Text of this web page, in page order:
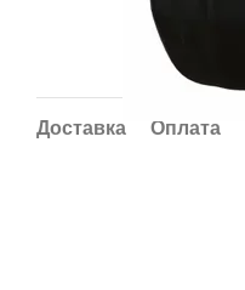
Доставка Оплата